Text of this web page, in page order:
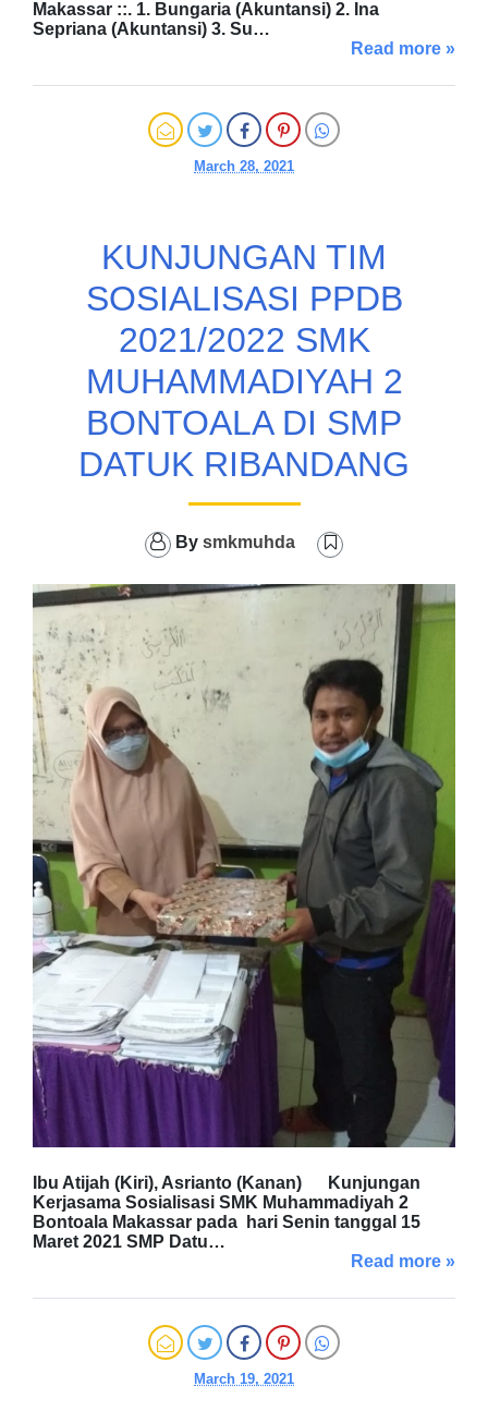
Makassar ::. 1. Bungaria (Akuntansi) 2. Ina
Sepriana (Akuntansi) 3. Su…
Read more »
March 28, 2021
KUNJUNGAN TIM
SOSIALISASI PPDB
2021/2022 SMK
MUHAMMADIYAH 2
BONTOALA DI SMP
DATUK RIBANDANG
By smkmuhda
Ibu Atijah (Kiri), Asrianto (Kanan) Kunjungan
Kerjasama Sosialisasi SMK Muhammadiyah 2
Bontoala Makassar pada hari Senin tanggal 15
Maret 2021 SMP Datu…
Read more »
March 19, 2021